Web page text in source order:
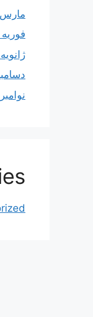
مارس 2022
فوریه 2022
ژانویه 2022
دسامبر
نوامبر 2021